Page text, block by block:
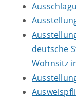
deutsche
Wohnsitz